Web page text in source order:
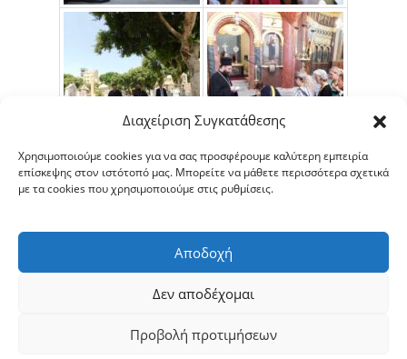
Διαχείριση Συγκατάθεσης
Χρησιμοποιούμε cookies για να σας προσφέρουμε καλύτερη εμπειρία
επίσκεψης στον ιστότοπό μας. Μπορείτε να μάθετε περισσότερα σχετικά
με τα cookies που χρησιμοποιούμε στις ρυθμίσεις.
Αποδοχή
Δεν αποδέχομαι
Προβολή προτιμήσεων